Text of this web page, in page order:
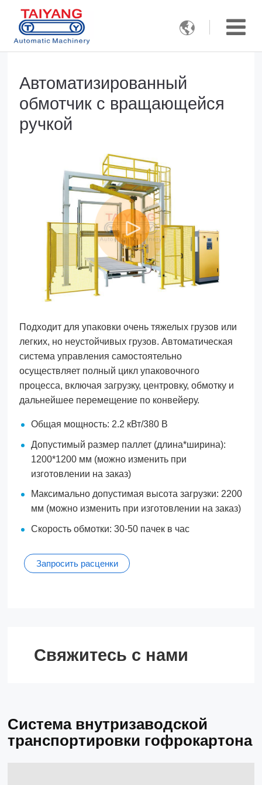

Автоматизированный
обмотчик с вращающейся
ручкой
Подходит для упаковки очень тяжелых грузов или
легких, но неустойчивых грузов. Автоматическая
система управления самостоятельно
осуществляет полный цикл упаковочного
процесса, включая загрузку, центровку, обмотку и
дальнейшее перемещение по конвейеру.
Общая мощность: 2.2 кВт/380 В
Допустимый размер паллет (длина*ширина):
1200*1200 мм (можно изменить при
изготовлении на заказ)
Mаксимально допустимая высота загрузки: 2200
мм (можно изменить при изготовлении на заказ)
Скорость обмотки: 30-50 пачек в час
Запросить расценки
Свяжитесь с нами
Система внутризаводской
транспортировки гофрокартона